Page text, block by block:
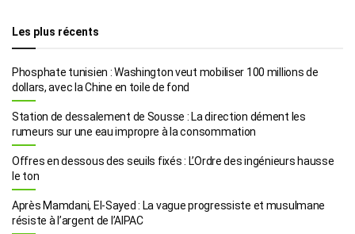
Les plus récents
Phosphate tunisien : Washington veut mobiliser 100 millions de
dollars, avec la Chine en toile de fond
Station de dessalement de Sousse : La direction dément les
rumeurs sur une eau impropre à la consommation
Offres en dessous des seuils fixés : L’Ordre des ingénieurs hausse
le ton
Après Mamdani, El-Sayed : La vague progressiste et musulmane
résiste à l’argent de l’AIPAC